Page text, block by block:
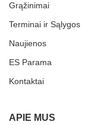
Grąžinimai
Terminai ir Sąlygos
Naujienos
ES Parama
Kontaktai
APIE MUS